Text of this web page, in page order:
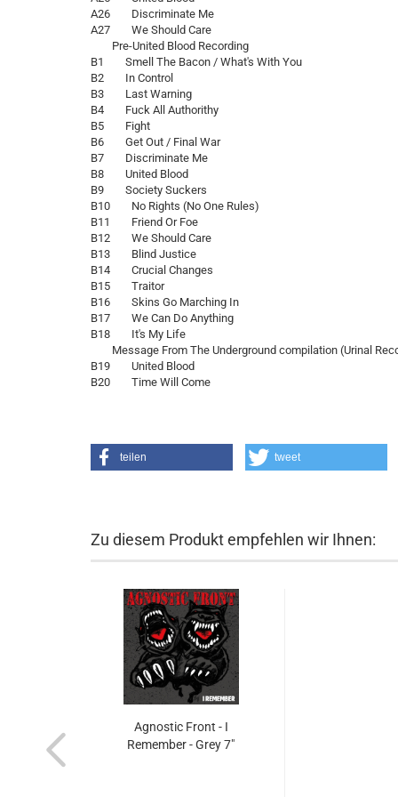
A26 Discriminate Me
A27 We Should Care
Pre-United Blood Recording
B1 Smell The Bacon / What's With You
B2 In Control
B3 Last Warning
B4 Fuck All Authorithy
B5 Fight
B6 Get Out / Final War
B7 Discriminate Me
B8 United Blood
B9 Society Suckers
B10 No Rights (No One Rules)
B11 Friend Or Foe
B12 We Should Care
B13 Blind Justice
B14 Crucial Changes
B15 Traitor
B16 Skins Go Marching In
B17 We Can Do Anything
B18 It's My Life
Message From The Underground compilation (Urinal
B19 United Blood
B20 Time Will Come
teilen tweet
Zu diesem Produkt empfehlen wir Ihnen:
Agnostic Front - I
Remember - Grey 7"